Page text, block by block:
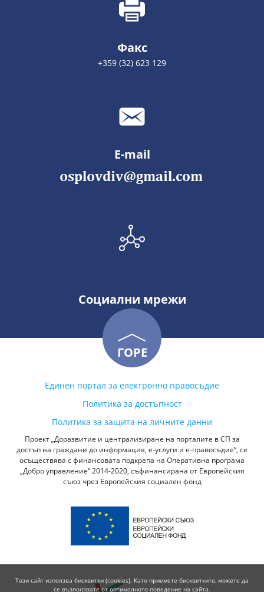
Факс
+359 (32) 623 129
E-mail
Социални мрежи
ГОРЕ
Единен портал за електронно правосъдие
Политика за достъпност
Политика за защита на личните данни
Проект „Доразвитие и централизиране на порталите в СП за
достъп на граждани до информация, е-услуги и е-правосъдие“, се
осъществява с финансовата подкрепа на Оперативна програма
„Добро управление“ 2014-2020, съфинансирана от Европейския
съюз чрез Европейския социален фонд
Този сайт използва бисквитки (cookies). Като приемете бисквитките, можете да
се възползвате от оптималното поведение на сайта.